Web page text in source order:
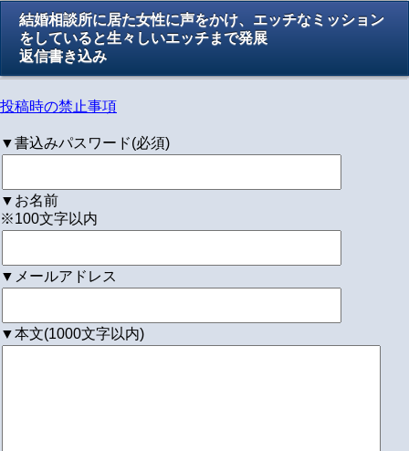
結婚相談所に居た女性に声をかけ、エッチなミッション
をしていると生々しいエッチまで発展
返信書き込み
投稿時の禁止事項
▼書込みパスワード(必須)
▼お名前
※100文字以内
▼メールアドレス
▼本文(1000文字以内)